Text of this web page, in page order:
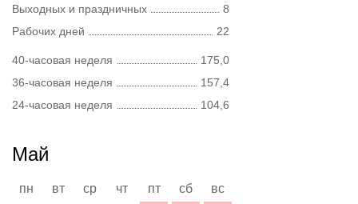
Выходных и праздничных
8
Рабочих дней
22
40-часовая неделя
175,0
36-часовая неделя
157,4
24-часовая неделя
104,6
Май
пн вт ср чт пт сб
вс